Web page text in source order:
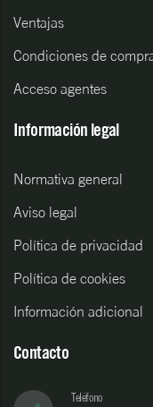
Ventajas
Condiciones de
Acceso agentes
Información legal
Normativa general
Aviso legal
Política de privacidad
Política de cookies
Información adicional
Contacto
Teléfono